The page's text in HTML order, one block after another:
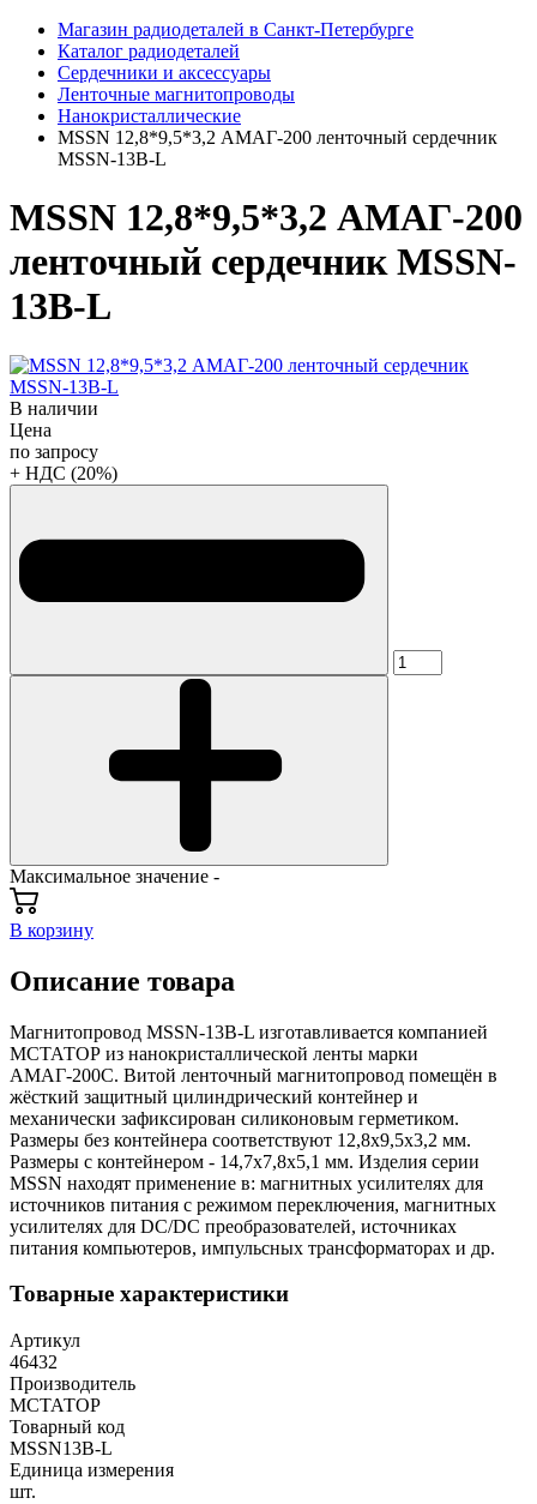
Магазин радиодеталей в Санкт-Петербурге
Каталог радиодеталей
Сердечники и аксессуары
Ленточные магнитопроводы
Нанокристаллические
MSSN 12,8*9,5*3,2 АМАГ-200 ленточный сердечник
MSSN-13B-L
MSSN 12,8*9,5*3,2 АМАГ-200
ленточный сердечник MSSN-
13B-L
В наличии
Цена
по запросу
+ НДС (20%)
Максимальное значение -
В корзину
Описание товара
Магнитопровод MSSN-13B-L изготавливается компанией
МСТАТОР из нанокристаллической ленты марки
АМАГ-200C. Витой ленточный магнитопровод помещён в
жёсткий защитный цилиндрический контейнер и
механически зафиксирован силиконовым герметиком.
Размеры без контейнера соответствуют 12,8x9,5x3,2 мм.
Размеры с контейнером - 14,7х7,8х5,1 мм. Изделия серии
MSSN находят применение в: магнитных усилителях для
источников питания с режимом переключения, магнитных
усилителях для DC/DC преобразователей, источниках
питания компьютеров, импульсных трансформаторах и др.
Товарные характеристики
Артикул
46432
Производитель
МСТАТОР
Товарный код
MSSN13B-L
Единица измерения
шт.